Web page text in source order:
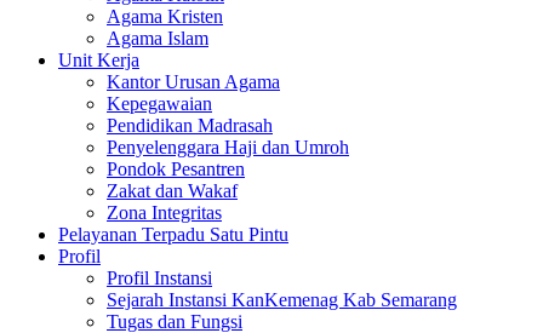
Agama Kristen
Agama Islam
Unit Kerja
Kantor Urusan Agama
Kepegawaian
Pendidikan Madrasah
Penyelenggara Haji dan Umroh
Pondok Pesantren
Zakat dan Wakaf
Zona Integritas
Pelayanan Terpadu Satu Pintu
Profil
Profil Instansi
Sejarah Instansi KanKemenag Kab Semarang
Tugas dan Fungsi